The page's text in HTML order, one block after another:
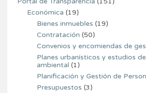
Económica (19)
Bienes inmuebles (19)
Contratación (50)
Convenios y encomiendas de
Planes urbanísticos y estudios
ambiental (1)
Planificación y Gestión de
Presupuestos (3)